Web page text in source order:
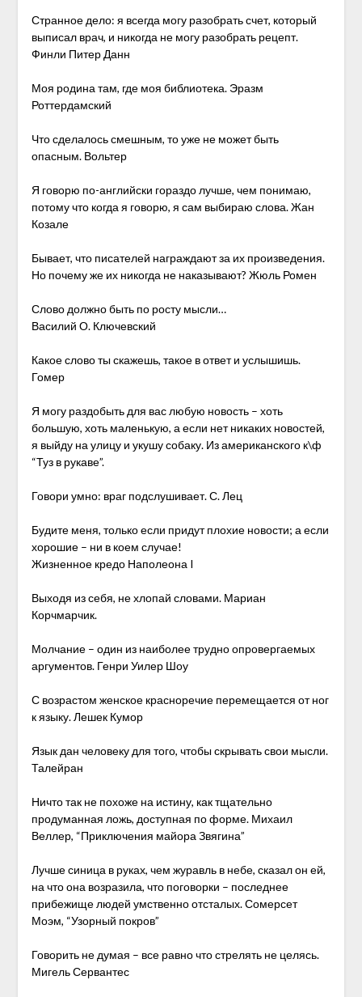
Странное дело: я всегда могу разобрать счет, который
выписал врач, и никогда не могу разобрать рецепт.
Финли Питер Данн
Моя родина там, где моя библиотека. Эразм
Роттердамский
Что сделалось смешным, то уже не может быть
опасным. Вольтер
Я говорю по-английски гораздо лучше, чем понимаю,
потому что когда я говорю, я сам выбираю слова. Жан
Козале
Бывает, что писателей награждают за их произведения.
Но почему же их никогда не наказывают? Жюль Ромен
Слово должно быть по росту мысли…
Василий О. Ключевский
Какое слово ты скажешь, такое в ответ и услышишь.
Гомер
Я могу раздобыть для вас любую новость – хоть
большую, хоть маленькую, а если нет никаких новостей,
я выйду на улицу и укушу собаку. Из американского к\ф
“Туз в рукаве”.
Говори умно: враг подслушивает. С. Лец
Будите меня, только если придут плохие новости; а если
хорошие – ни в коем случае!
Жизненное кредо Наполеона I
Выходя из себя, не хлопай словами. Мариан
Корчмарчик.
Молчание – один из наиболее трудно опровергаемых
аргументов. Генри Уилер Шоу
С возрастом женское красноречие перемещается от ног
к языку. Лешек Кумор
Язык дан человеку для того, чтобы скрывать свои мысли.
Талейран
Ничто так не похоже на истину, как тщательно
продуманная ложь, доступная по форме. Михаил
Веллер, “Приключения майора Звягина”
Лучше синица в руках, чем журавль в небе, сказал он ей,
на что она возразила, что поговорки – последнее
прибежище людей умственно отсталых. Сомерсет
Моэм, “Узорный покров”
Говорить не думая – все равно что стрелять не целясь.
Мигель Сервантес